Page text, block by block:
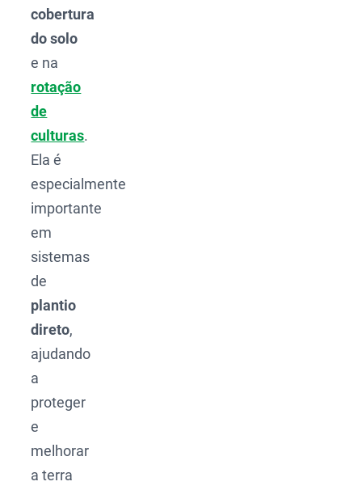
cobertura
do solo
e na
rotação
de
culturas.
Ela é
especialmente
importante
em
sistemas
de
plantio
direto,
ajudando
a
proteger
e
melhorar
a terra